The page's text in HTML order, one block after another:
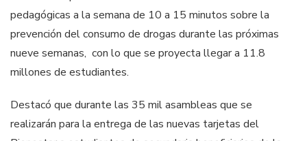
pedagógicas a la semana de 10 a 15 minutos sobre la
prevención del consumo de drogas durante las próximas
nueve semanas, con lo que se proyecta llegar a 11.8
millones de estudiantes.
Destacó que durante las 35 mil asambleas que se
realizarán para la entrega de las nuevas tarjetas del